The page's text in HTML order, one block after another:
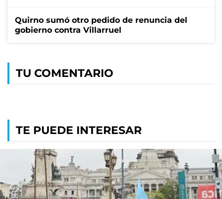
Quirno sumó otro pedido de renuncia del
gobierno contra Villarruel
TU COMENTARIO
TE PUEDE INTERESAR